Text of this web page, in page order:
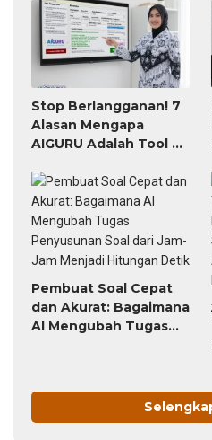
Word
Stop Berlangganan! 7
Alasan Mengapa
AIGURU Adalah Tool AI
Worth It (Bayar 79
Ribu, Untung Seumur
Hidup)
Pembuat Soal Cepat
dan Akurat: Bagaimana
AI Mengubah Tugas